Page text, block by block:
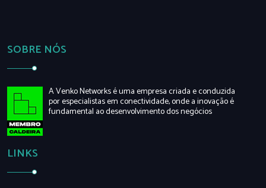
SOBRE NÓS
A Venko Networks é uma empresa criada e conduzida
por especialistas em conectividade, onde a inovação é
fundamental ao desenvolvimento dos negócios
LINKS